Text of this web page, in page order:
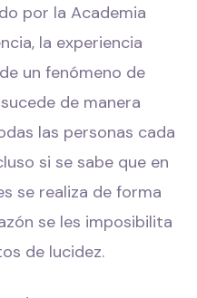
por la Academia
la experiencia
un fenómeno de
de manera
las personas cada
si se sabe que en
se realiza de forma
se les imposibilita
de lucidez.